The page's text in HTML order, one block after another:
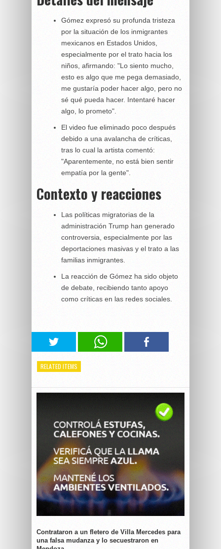
Gómez expresó su profunda tristeza
por la situación de los inmigrantes
mexicanos en Estados Unidos,
especialmente por el trato hacia los
niños, afirmando: "Lo siento mucho,
esto es algo que me pega demasiado,
me gustaría poder hacer algo, pero no
sé qué pueda hacer. Intentaré hacer
algo, lo prometo".
El video fue eliminado poco después
debido a una avalancha de críticas,
tras lo cual la artista comentó:
"Aparentemente, no está bien sentir
empatía por la gente".
Contexto y reacciones
Las políticas migratorias de la
administración Trump han generado
controversia, especialmente por las
deportaciones masivas y el trato a las
familias inmigrantes.
La reacción de Gómez ha sido objeto
de debate, recibiendo tanto apoyo
como críticas en las redes sociales.
RELATED ITEMS
Contrataron a un fletero de Villa Mercedes para
una falsa mudanza y lo secuestraron en